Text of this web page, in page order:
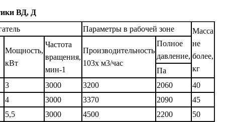
ВД, Д
Параметры в рабочей зоне
Масса
не
более,
кг
Мощность,
кВт
Частота
вращения,
мин-1
Производительность
103х м3/час
Полное
давление,
Па
3
3000 3200 2060
40
4
3000 3370 2090
45
5,5
3000 4500 2200
50